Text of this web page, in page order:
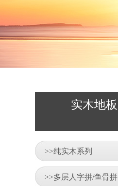
实木地板
>>纯实木系列
>>多层人字拼/鱼骨拼